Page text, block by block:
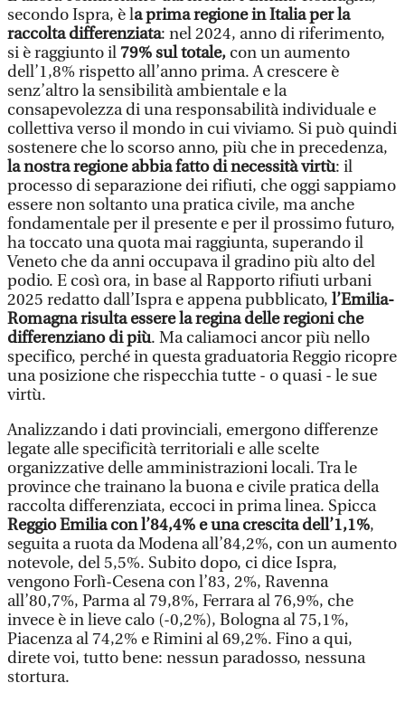
secondo Ispra, è la prima regione in Italia per la
raccolta differenziata: nel 2024, anno di riferimento,
si è raggiunto il79% sul totale, con un aumento
dell’1,8% rispetto all’anno prima. A crescere è
senz’altro la sensibilità ambientale e la
consapevolezza di una responsabilità individuale e
collettiva verso il mondo in cui viviamo. Si può quindi
sostenere che lo scorso anno, più che in precedenza,
la nostra regione abbia fatto di necessità virtù: il
processo di separazione dei rifiuti, che oggi sappiamo
essere non soltanto una pratica civile, ma anche
fondamentale per il presente e per il prossimo futuro,
ha toccato una quota mai raggiunta, superando il
Veneto che da anni occupava il gradino più alto del
podio. E così ora, in base al Rapporto rifiuti urbani
2025 redatto dall’Ispra e appena pubblicato, l’Emilia-
Romagna risulta essere la regina delle regioni che
differenziano di più. Ma caliamoci ancor più nello
specifico, perché in questa graduatoria Reggio ricopre
una posizione che rispecchia tutte - o quasi - le sue
virtù.
Analizzando i dati provinciali, emergono differenze
legate alle specificità territoriali e alle scelte
organizzative delle amministrazioni locali. Tra le
province che trainano la buona e civile pratica della
raccolta differenziata, eccoci in prima linea. Spicca
Reggio Emilia con l’84,4% e una crescita dell’1,1%,
seguita a ruota da Modena all’84,2%, con un aumento
notevole, del 5,5%. Subito dopo, ci dice Ispra,
vengono Forlì-Cesena con l’83, 2%, Ravenna
all’80,7%, Parma al 79,8%, Ferrara al 76,9%, che
invece è in lieve calo (-0,2%), Bologna al 75,1%,
Piacenza al 74,2% e Rimini al 69,2%. Fino a qui,
direte voi, tutto bene: nessun paradosso, nessuna
stortura.